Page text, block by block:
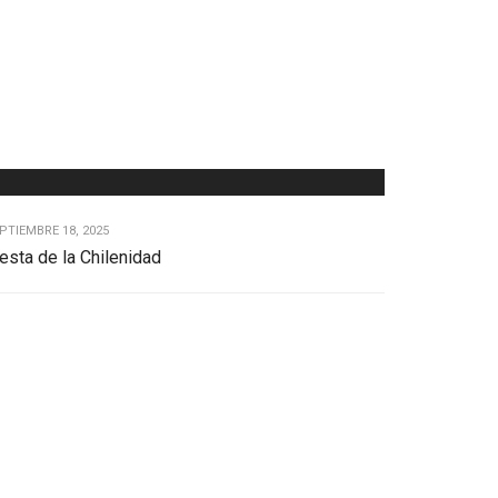
18, 2025
de la Chilenidad